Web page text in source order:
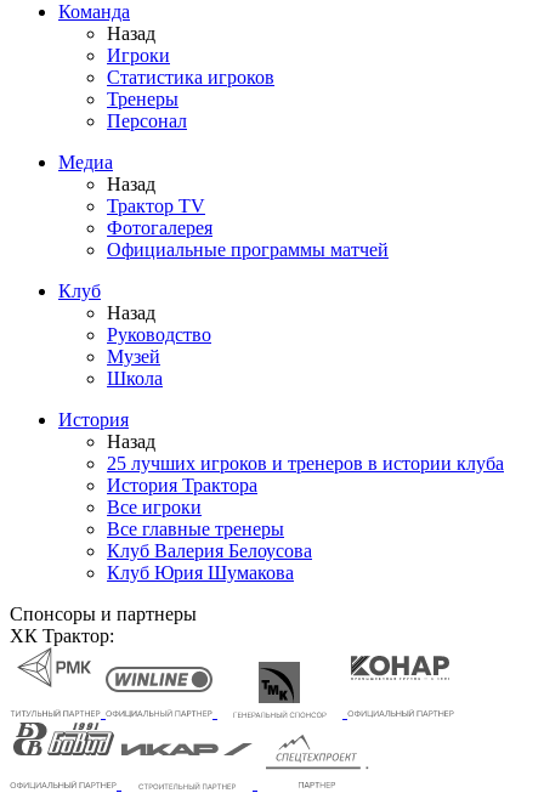
Команда
Назад
Игроки
Статистика игроков
Тренеры
Персонал
Медиа
Назад
Трактор TV
Фотогалерея
Официальные программы матчей
Клуб
Назад
Руководство
Музей
Школа
История
Назад
25 лучших игроков и тренеров в истории клуба
История Трактора
Все игроки
Все главные тренеры
Клуб Валерия Белоусова
Клуб Юрия Шумакова
Спонсоры и партнеры
ХК Трактор: